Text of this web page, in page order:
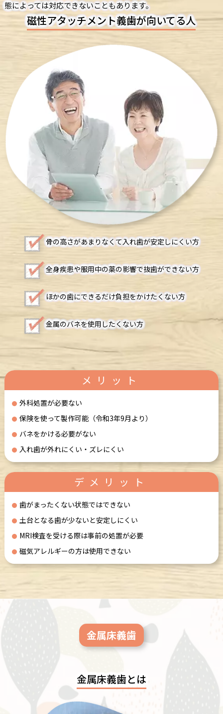
態によっては対応できないこともあります。
磁性アタッチメント義歯が向いてる人
骨の高さがあまりなくて入れ歯が安定しにくい方
全身疾患や服用中の薬の影響で抜歯ができない方
ほかの歯にできるだけ負担をかけたくない方
金属のバネを使用したくない方
メリット
外科処置が必要ない
保険を使って製作可能（令和3年9月より）
バネをかける必要がない
入れ歯が外れにくい・ズレにくい
デメリット
歯がまったくない状態ではできない
土台となる歯が少ないと安定しにくい
MRI検査を受ける際は事前の処置が必要
磁気アレルギーの方は使用できない
金属床義歯
金属床義歯とは